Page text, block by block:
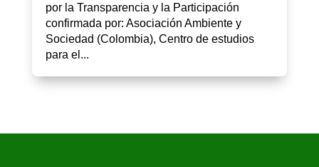
por la Transparencia y la Participación
confirmada por: Asociación Ambiente y
Sociedad (Colombia), Centro de estudios
para el...